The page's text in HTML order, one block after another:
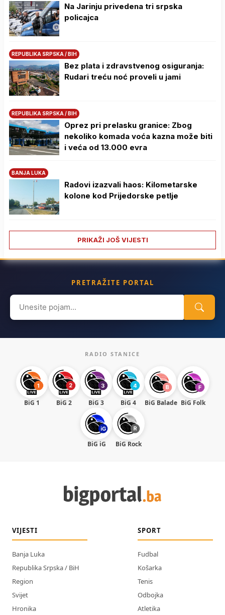
Na Јarinju privedena tri srpska
policajca
REPUBLIKA SRPSKA / BIH
Bez plata i zdravstvenog osiguranja:
Rudari treću noć proveli u jami
REPUBLIKA SRPSKA / BIH
Oprez pri prelasku granice: Zbog
nekoliko komada voća kazna može biti
i veća od 13.000 evra
BANJA LUKA
Radovi izazvali haos: Kilometarske
kolone kod Prijedorske petlje
PRIKAŽI JOŠ VIJESTI
PRETRAŽITE PORTAL
Search
for:
RADIO STANICE
BiG 1 BiG 2 BiG 3 BiG 4 BiG Balade BiG Folk
BiG iG BiG Rock
VIJESTI
Banja Luka
Republika Srpska / BiH
Region
Svijet
Hronika
SPORT
Fudbal
Košarka
Tenis
Odbojka
Atletika